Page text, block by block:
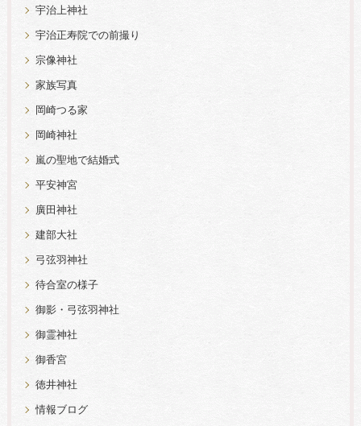
宇治上神社
宇治正寿院での前撮り
宗像神社
家族写真
岡崎つる家
岡崎神社
嵐の聖地で結婚式
平安神宮
廣田神社
建部大社
弓弦羽神社
待合室の様子
御影・弓弦羽神社
御霊神社
御香宮
徳井神社
情報ブログ